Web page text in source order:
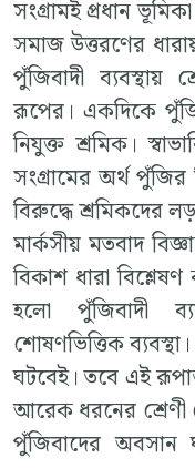
সংগ্রামই প্রধান
সমাজ উত্তরণের
পুঁজিবাদী
রূপের। একদিকে
নিযুক্ত শ্রমিক।
সংগ্রামের অর্থ
বিরুদ্ধে শ্রমিকদের
মার্কসীয় মতবাদ
বিকাশ ধারা
হলো পুঁজিবাদী
শোষণভিত্তিক
ঘটবেই। তবে এই
আরেক ধরনের শ্রেণী
পুঁজিবাদের অবসান